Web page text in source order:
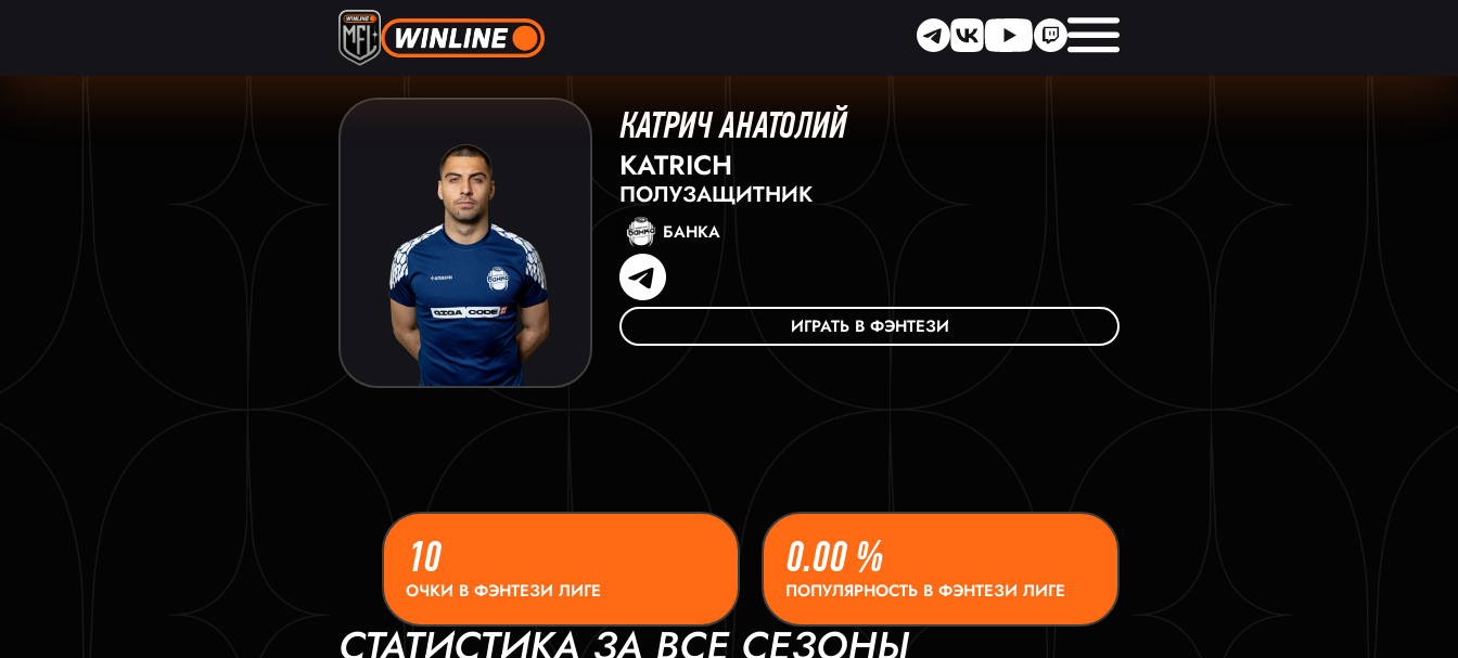
КАТРИЧ АНАТОЛИЙ
KATRICH
ПОЛУЗАЩИТНИК
БАНКА
ИГРАТЬ В ФЭНТЕЗИ
10
ОЧКИ В ФЭНТЕЗИ ЛИГЕ
0.00 %
ПОПУЛЯРНОСТЬ В ФЭНТЕЗИ ЛИГЕ
СТАТИСТИКА ЗА ВСЕ СЕЗОНЫ